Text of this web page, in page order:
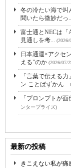
冬の冷たい海で叫
聞いたら微妙だっ
富士通とNECは
見通しを考... (2026/
日本通運×アクセ
える”のか (2026/07/
「言葉で伝える
ン ことばずかん...
「プロンプトが
ンタープライズ)
最新の投稿
きこえない私が痛